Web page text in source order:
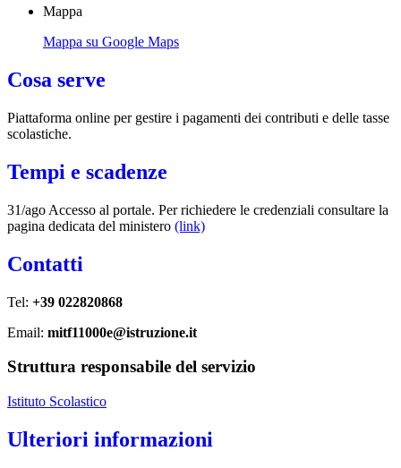
Mappa
Mappa su Google Maps
Cosa serve
Piattaforma online per gestire i pagamenti dei contributi e delle tasse
scolastiche.
Tempi e scadenze
31/ago Accesso al portale. Per richiedere le credenziali consultare la
pagina dedicata del ministero (link)
Contatti
Tel: +39 022820868
Email: mitf11000e@istruzione.it
Struttura responsabile del servizio
Istituto Scolastico
Ulteriori informazioni